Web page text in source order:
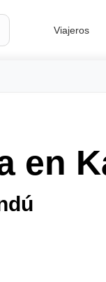
Viajeros
en